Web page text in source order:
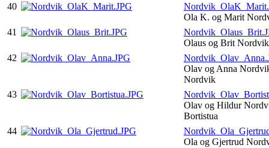
40
Ola K. og Marit
41
Olaus og Brit
42
Olav og Anna
Nordvik
43
Olav og Hildur
Bortistua
44
Ola og Gjertrud